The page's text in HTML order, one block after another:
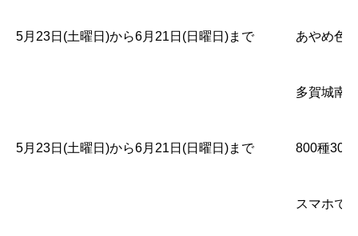
5月23日(土曜日)から6月21日(日曜日)まで あやめ色
多賀城南
5月23日(土曜日)から6月21日(日曜日)まで 800種300
スマホで